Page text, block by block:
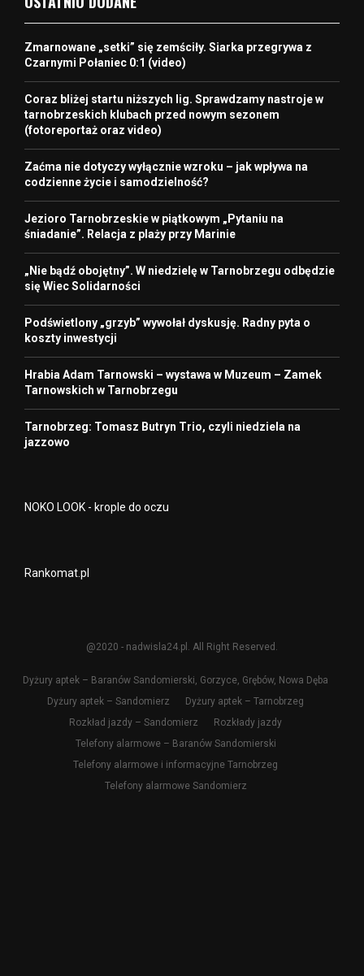
Zmarnowane „setki” się zemściły. Siarka przegrywa z
Czarnymi Połaniec 0:1 (video)
Coraz bliżej startu niższych lig. Sprawdzamy nastroje w
tarnobrzeskich klubach przed nowym sezonem
(fotoreportaż oraz video)
Zaćma nie dotyczy wyłącznie wzroku – jak wpływa na
codzienne życie i samodzielność?
Jezioro Tarnobrzeskie w piątkowym „Pytaniu na
śniadanie”. Relacja z plaży przy Marinie
„Nie bądź obojętny”. W niedzielę w Tarnobrzegu odbędzie
się Wiec Solidarności
Podświetlony „grzyb” wywołał dyskusję. Radny pyta o
koszty inwestycji
Hrabia Adam Tarnowski – wystawa w Muzeum – Zamek
Tarnowskich w Tarnobrzegu
Tarnobrzeg: Tomasz Butryn Trio, czyli niedziela na
jazzowo
NOKO LOOK - krople do oczu
Rankomat.pl
@2020 - nadwisla24.pl. All Right Reserved.
Dyżury aptek – Baranów Sandomierski, Gorzyce, Grębów, Nowa Dęba
Dyżury aptek – Sandomierz
Dyżury aptek – Tarnobrzeg
Rozkład jazdy – Sandomierz
Rozkłady jazdy
Telefony alarmowe – Baranów Sandomierski
Telefony alarmowe i informacyjne Tarnobrzeg
Telefony alarmowe Sandomierz